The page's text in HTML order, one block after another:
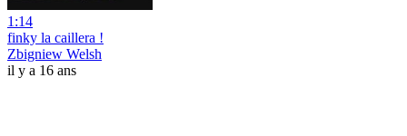
1:14
finky la caillera !
Zbigniew Welsh
il y a 16 ans